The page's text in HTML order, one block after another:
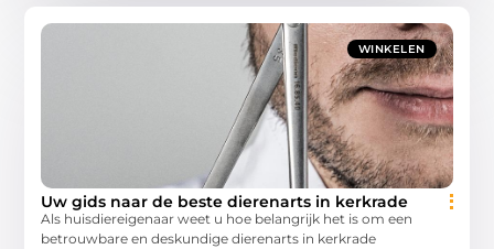
WINKELEN
Uw gids naar de beste dierenarts in kerkrade
Als huisdiereigenaar weet u hoe belangrijk het is om een
betrouwbare en deskundige dierenarts in kerkrade